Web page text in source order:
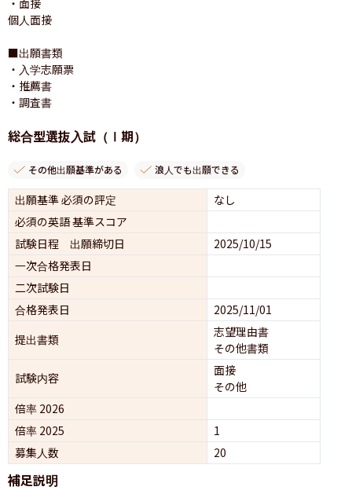
個人面接
■出願書類
・入学志願票
・推薦書
・調査書
総合型選抜入試（Ⅰ期）
その他出願基準がある 浪人でも出願できる
出願基準 必須の評定
なし
必須の英語 基準スコア
試験日程 出願締切日
2025/10/15
一次合格発表日
二次試験日
合格発表日
2025/11/01
提出書類
志望理由書
その他書類
試験内容
面接
その他
倍率 2026
倍率 2025
1
募集人数
20
補足説明